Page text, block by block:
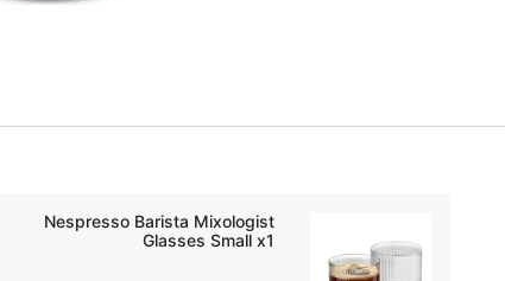
Nespresso Barista Mixologist
Glasses Small x1‏